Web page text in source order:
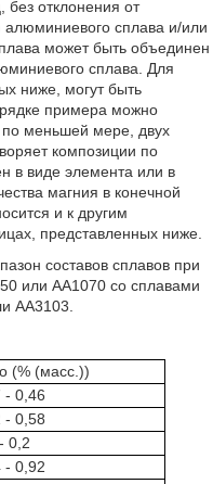
отклонения от
алюминиевого сплава и/или
может быть объединен
сплава. Для
ниже, могут быть
примера можно
по меньшей мере, двух
композиции по
в виде элемента или в
магния в конечной
и к другим
представленных ниже.
составов сплавов при
или АА1070 со сплавами
АА3103.
(% (масс.))
- 0,46
- 0,58
0,2
- 0,92